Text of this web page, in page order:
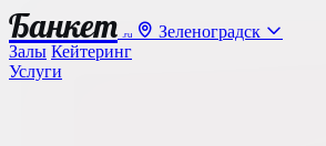
Банкет .ru
Зеленоградск
Залы Кейтеринг
Услуги